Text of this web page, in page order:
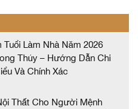
Tuổi Làm Nhà Năm 2026
Thủy – Hướng Dẫn Chi
Và Chính Xác
Thất Cho Người Mệnh